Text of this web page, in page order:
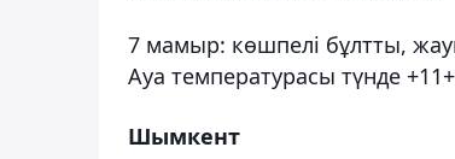
7 мамыр: көшпелі бұлтты,
Ауа температурасы түнде
Шымкент